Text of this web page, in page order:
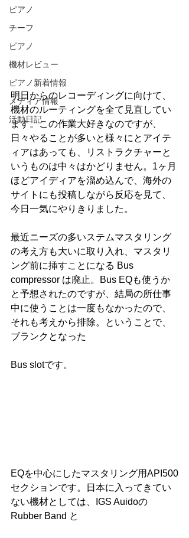
ピアノ
チーフ
ピアノ
機材レビュー
ピアノ新着情報
メディア情報
活動日記
明日からのレコーディングに向けて、
機材のルーティングを全て見直してい
ます。この作業大好きなのですが、
日々やることが多いと様々にとアイテ
ィアはあっても、リストラクチャーと
いうものは中々はかどりません。1ヶ月
ほどアイディアを溜め込んで、海外の
サイトにも投稿しながら反応を見て、
今日一気にやりきりました。
最近ニーズの多いステムマスタリング
の考え方も大いに取り入れ、マスタリ
ング前に挿すことになる Bus
compressor は廃止。Bus EQも使うか
と予想されたのですが、結局の所仕事
中に使うことは一度もなかったので、
それも考えから排除。ということで、
ブランクとなった
Bus slotです。
EQを中心にしたマスタリング用API500
セクションです。日本に入ってきてい
ない機材としては、IGS Auidoの
Rubber Band と